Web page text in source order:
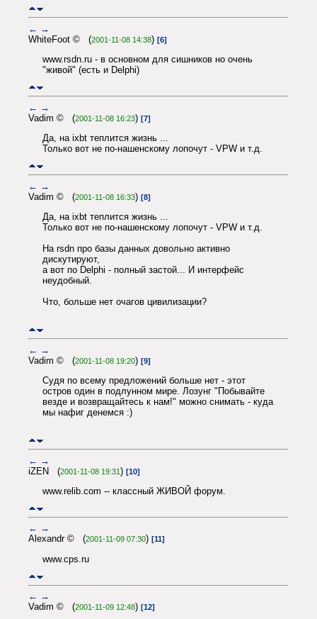
← →
WhiteFoot © (2001-11-08 14:38) [6]
www.rsdn.ru - в основном для сишников но очень
"живой" (есть и Delphi)
← →
Vadim © (2001-11-08 16:23) [7]
Да, на ixbt теплится жизнь ...
Только вот не по-нашенскому лопочут - VPW и т.д.
← →
Vadim © (2001-11-08 16:33) [8]
Да, на ixbt теплится жизнь ...
Только вот не по-нашенскому лопочут - VPW и т.д.
На rsdn про базы данных довольно активно
дискутируют,
а вот по Delphi - полный застой... И интерфейс
неудобный.
Что, больше нет очагов цивилизации?
← →
Vadim © (2001-11-08 19:20) [9]
Судя по всему предложений больше нет - этот
остров один в подлунном мире. Лозунг "Побывайте
везде и возвращайтесь к нам!" можно снимать - куда
мы нафиг денемся :)
← →
iZEN (2001-11-08 19:31) [10]
www.relib.com -- классный ЖИВОЙ форум.
← →
Alexandr © (2001-11-09 07:30) [11]
www.cps.ru
← →
Vadim © (2001-11-09 12:48) [12]